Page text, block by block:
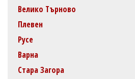
Велико Търново
Плевен
Русе
Варна
Стара Загора